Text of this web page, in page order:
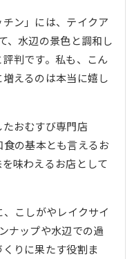
ン」には、テイクア
、水辺の景色と調和し
判です。私も、こん
えるのは本当に嬉し
おむすび専門店
の基本とも言えるお
味わえるお店として
こしがやレイクサイ
ナップや水辺での過
りに果たす役割ま